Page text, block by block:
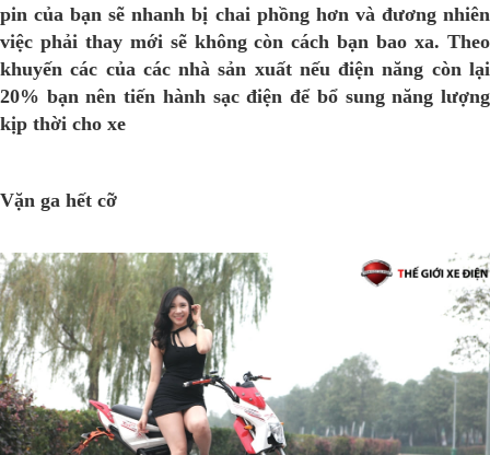
pin của bạn sẽ nhanh bị chai phồng hơn và đương nhiên
việc phải thay mới sẽ không còn cách bạn bao xa. Theo
khuyến các của các nhà sản xuất nếu điện năng còn lại
20% bạn nên tiến hành sạc điện để bổ sung năng lượng
kịp thời cho xe
Vặn ga hết cỡ